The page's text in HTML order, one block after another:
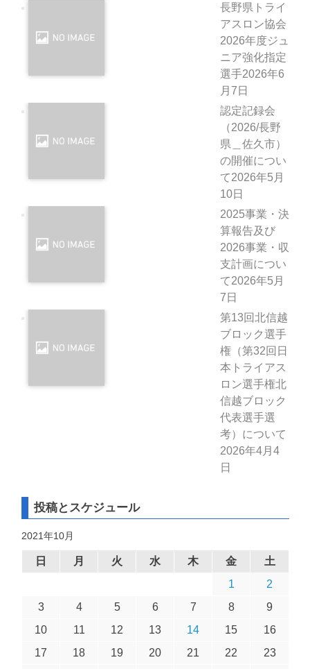
長野県トライ
アスロン協会
2026年度ジュ
ニア強化指定
選手2026年6
月7日
認定記録会
（2026/長野
県＿佐久市）
の開催につい
て2026年5月
10日
2025事業・決
算報告及び
2026事業・収
支計画につい
て2026年5月
7日
第13回北信越
ブロック選手
権（第32回日
本トライアス
ロン選手権北
信越ブロック
代表選手選
考）について
2026年4月4
日
投稿とスケジュール
2021年10月
日 月 火 水 木 金
土
1
2
3
4 5 6 7 8
9
10
11 12 13 14 15
16
17
18 19 20 21 22 23